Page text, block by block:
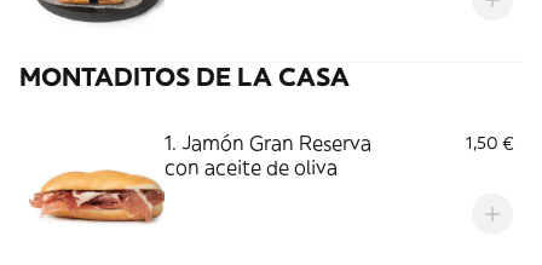
MONTADITOS DE LA CASA
1. Jamón Gran Reserva
con aceite de oliva
1,50 €